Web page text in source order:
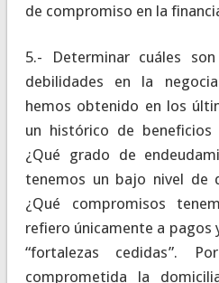
de compromiso en la
5.- Determinar cuáles
debilidades en la
hemos obtenido en los
un histórico de beneficios
¿Qué grado de
tenemos un bajo nivel de
¿Qué compromisos
refiero únicamente a pagos
“fortalezas cedidas”.
comprometida la